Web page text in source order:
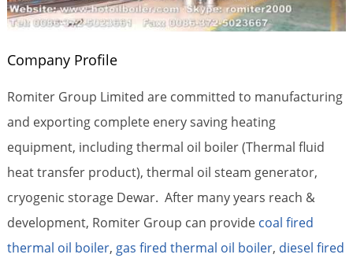
Company Profile
Romiter Group Limited are committed to manufacturing
and exporting complete enery saving heating
equipment, including thermal oil boiler (Thermal fluid
heat transfer product), thermal oil steam generator,
cryogenic storage Dewar. After many years reach &
development, Romiter Group can provide coal fired
thermal oil boiler, gas fired thermal oil boiler, diesel fired